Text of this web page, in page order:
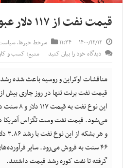
قیمت نفت از ۱۱۷ دلار عبور کرد
۱۴۰۰/۱۲/۱۲ ۱۱:۳۴ سرخط خبرها,
دیدگاه خود را بیان کنید
منبع: کسب و
مناقشات اوکراین و روسیه باعث شده
این نوع
می‌شود. قیمت نفت وست تگزاس آمریکا
۴۶ سنت به فروش می‌رود. سایر
گرفته تا نفت کوره رشد قیمت داشتند.